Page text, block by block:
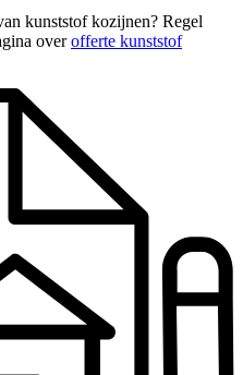
kunststof kozijnen? Regel
overofferte kunststof